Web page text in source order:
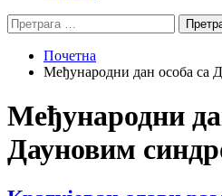
Претрага
за:
Почетна
Међународни дан особа са
Међународни
Дауновим